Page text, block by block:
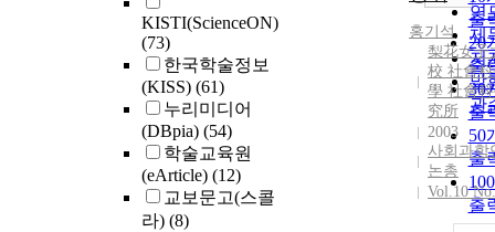
KISTI(ScienceON)
(73)
한국학술정보
(KISS) (61)
누리미디어
(DBpia) (54)
학술교육원
(eArticle) (12)
교보문고(스콜
라) (8)
연
제
저
발
관
출
20
출
30
출
50
출
출
홍기석
梨花女子
校 社會
學 社會
究所
2003
사회과학
논총
Vol.10